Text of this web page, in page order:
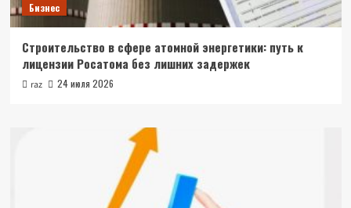
Бизнес
Строительство в сфере атомной энергетики: путь к
лицензии Росатома без лишних задержек
raz 24 июля 2026